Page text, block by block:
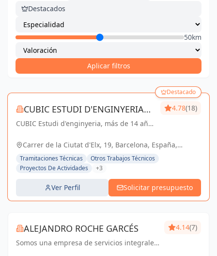
Destacados
50km
Aplicar filtros
Destacado
CUBIC ESTUDI D'ENGINYERIA
S.L.
CUBIC Estudi d'enginyeria, más de 14 años
Ingeniería con una trayectoria sólida y
4.78(18)
Carrer de la Ciutat d'Elx, 19, Barcelona, España,
España
Tramitaciones Técnicas
Otros Trabajos Técnicos
Proyectos De Actividades
+3
Ver Perfil Solicitar presupuesto
ALEJANDRO ROCHE GARCÉS
Somos una empresa de servicios integrales
4.14(7)